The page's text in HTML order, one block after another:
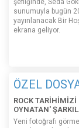
sunumuyla bugün
yayınlanacak Bir
ekrana geliyor.
ÖZEL
ROCK TARİHİMİZİ
OYNATAN'
Yeni fotoğrafı